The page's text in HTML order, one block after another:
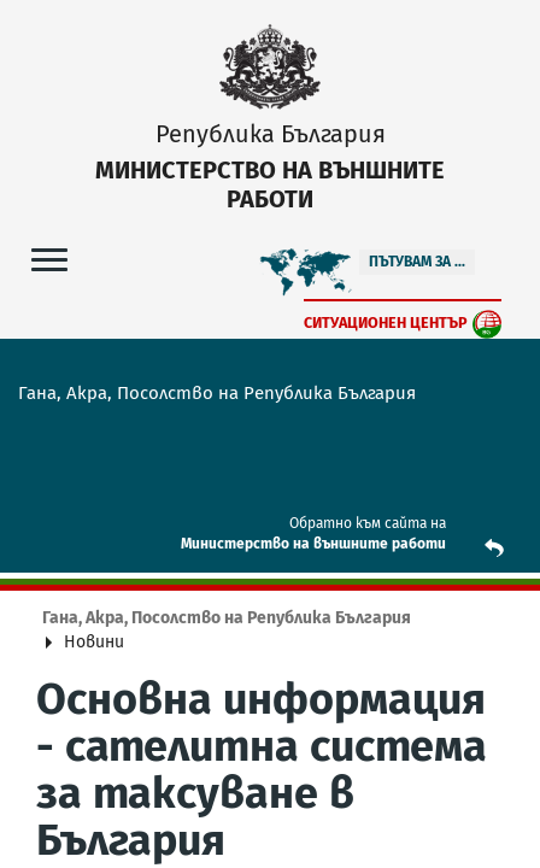
Република България
МИНИСТЕРСТВО НА ВЪНШНИТЕ
РАБОТИ
ПЪТУВАМ ЗА ...
СИТУАЦИОНЕН ЦЕНТЪР
Гана, Акра, Посолство на Република България
Обратно към сайта на
Mинистерство на външните работи
Гана, Акра, Посолство на Република България
Новини
Основна информация
- сателитна система
за таксуване в
България